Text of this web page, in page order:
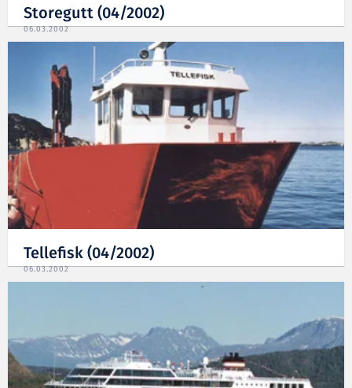
Storegutt (04/2002)
06.03.2002
Tellefisk (04/2002)
06.03.2002